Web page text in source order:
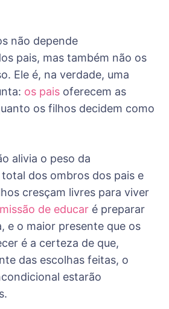
não depende
pais, mas também não os
Ele é, na verdade, uma
os pais oferecem as
os filhos decidem como
alivia o peso da
dos ombros dos pais e
cresçam livres para viver
missão de educar é preparar
e o maior presente que os
é a certeza de que,
das escolhas feitas, o
estarão